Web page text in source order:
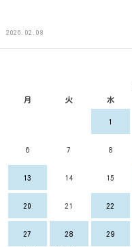
2026.02.08
月 火 水
1
6 7 8
13 14 15
20 21 22
27 28 29